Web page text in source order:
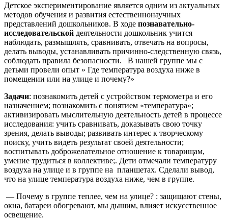
Детское экспериментирование является одним из актуальных
методов обучения и развития естественнонаучных
представлений дошкольников. В ходе познавательно-
исследовательской деятельности дошкольник учится
наблюдать, размышлять, сравнивать, отвечать на вопросы,
делать выводы, устанавливать причинно-следственную связь,
соблюдать правила безопасности. В нашей группе мы с
детьми провели опыт » Где температура воздуха ниже в
помещении или на улице и почему?»
Задачи: познакомить детей с устройством термометра и его
назначением; познакомить с понятием «температура»;
активизировать мыслительную деятельность детей в процессе
исследования: учить сравнивать, доказывать свою точку
зрения, делать выводы; развивать интерес к творческому
поиску, учить видеть результат своей деятельности;
воспитывать доброжелательное отношение к товарищам,
умение трудиться в коллективе;. Дети отмечали температуру
воздуха на улице и в группе на планшетах. Сделали вывод,
что на улице температура воздуха ниже, чем в группе.
— Почему в группе теплее, чем на улице? : защищают стены,
окна, батареи обогревают, мы дышим, влияет искусственное
освещение.